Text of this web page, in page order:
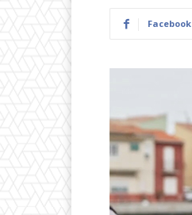
Facebook